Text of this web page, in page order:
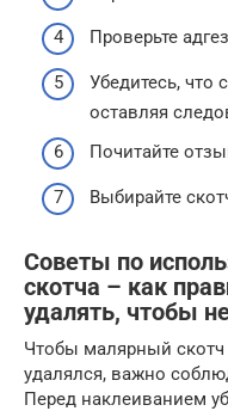
Проверьте
Убедитесь, что
оставляя
Почитайте
Выбирайте
Советы по
скотча – как
удалять, чтобы
Чтобы малярный
удалялся, важно
Перед наклеиванием